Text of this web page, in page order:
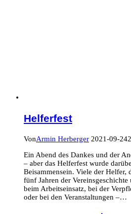
Helferfest
VonArmin Herberger 2021-09-24
Ein Abend des Dankes und der
– aber das Helferfest wurde
Beisammensein. Viele der Helfer,
fünf Jahren der Vereinsgeschichte
beim Arbeitseinsatz, bei der
oder bei den Veranstaltungen –…